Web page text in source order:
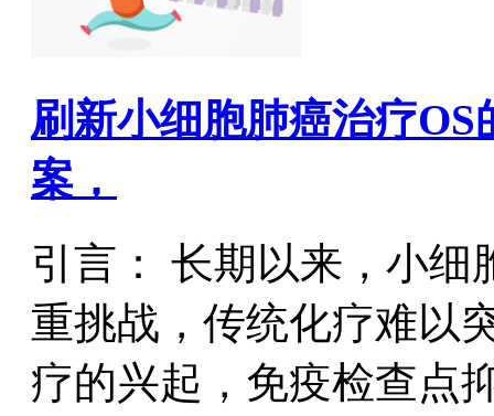
刷新小细胞肺癌治疗
案，
引言： 长期以来，小细
重挑战，传统化疗难以
疗的兴起，免疫检查点